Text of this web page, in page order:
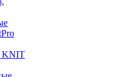
KNIT